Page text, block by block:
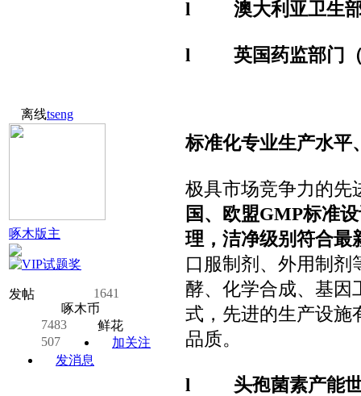
离线tseng
啄木版主
发帖
1641
啄木币
7483
鲜花
507
加关注
发消息
l 澳大利亚卫生
l 英国药监部门
标准化专业生产水平
极具市场竞争力的先
国、欧盟GMP标准
理，洁净级别符合最
口服制剂、外用制剂
酵、化学合成、基因
式，先进的生产设施
品质。
l 头孢菌素产能